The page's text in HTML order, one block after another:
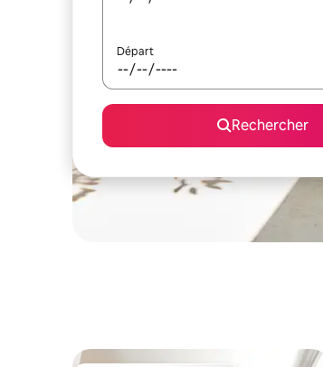
Départ
Rechercher